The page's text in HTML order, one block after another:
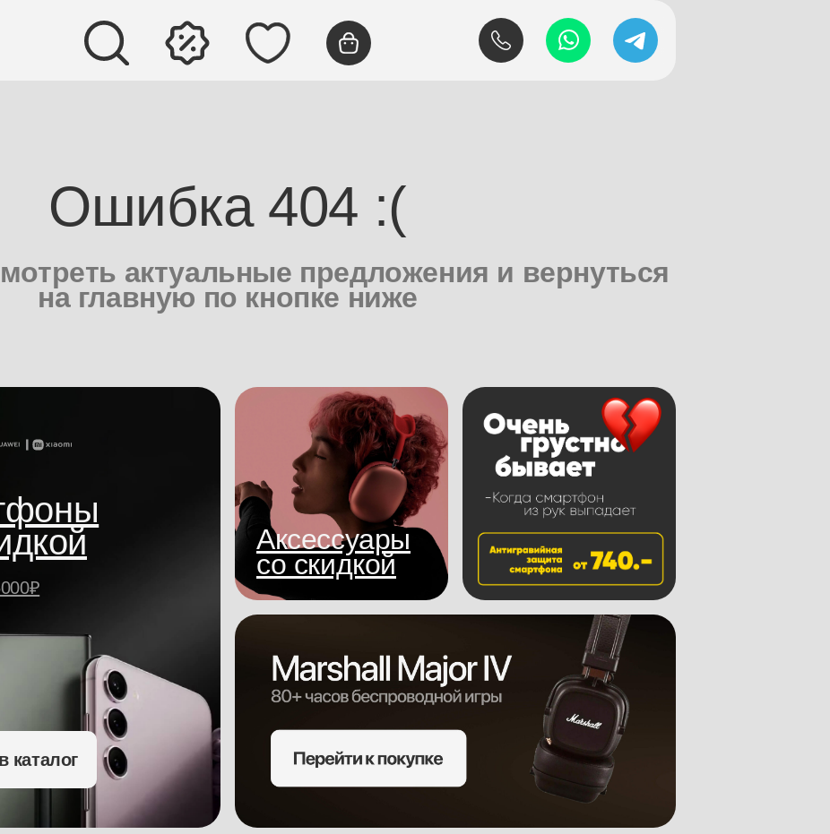
актуальные предложения и вернуться
на главную по кнопке ниже
Ошибка 404 :(
Аксессуары
со скидкой
каталог